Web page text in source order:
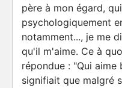
père à mon égard,
psychologiquement
notamment..., je me
qu'il m'aime. Ce à
répondue : "Qui aime
signifiait que malgré